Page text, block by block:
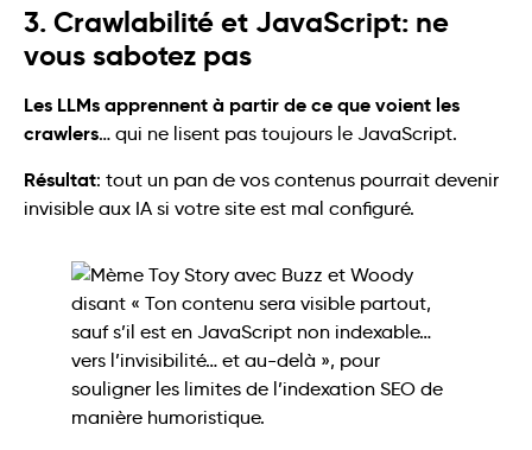
3. Crawlabilité et JavaScript: ne
vous sabotez pas
Les LLMs apprennent à partir de ce que voient les
crawlers… qui ne lisent pas toujours le JavaScript.
Résultat: tout un pan de vos contenus pourrait devenir
invisible aux IA si votre site est mal configuré.